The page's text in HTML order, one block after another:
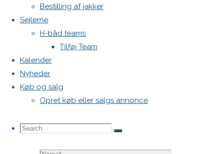
Bestilling af jakker
Sejlerne
H-båd teams
Tilføj Team
Kalender
Nyheder
Køb og salg
Opret køb eller salgs annonce
Search
Search
Search
felter er
markeret
med*
Comment